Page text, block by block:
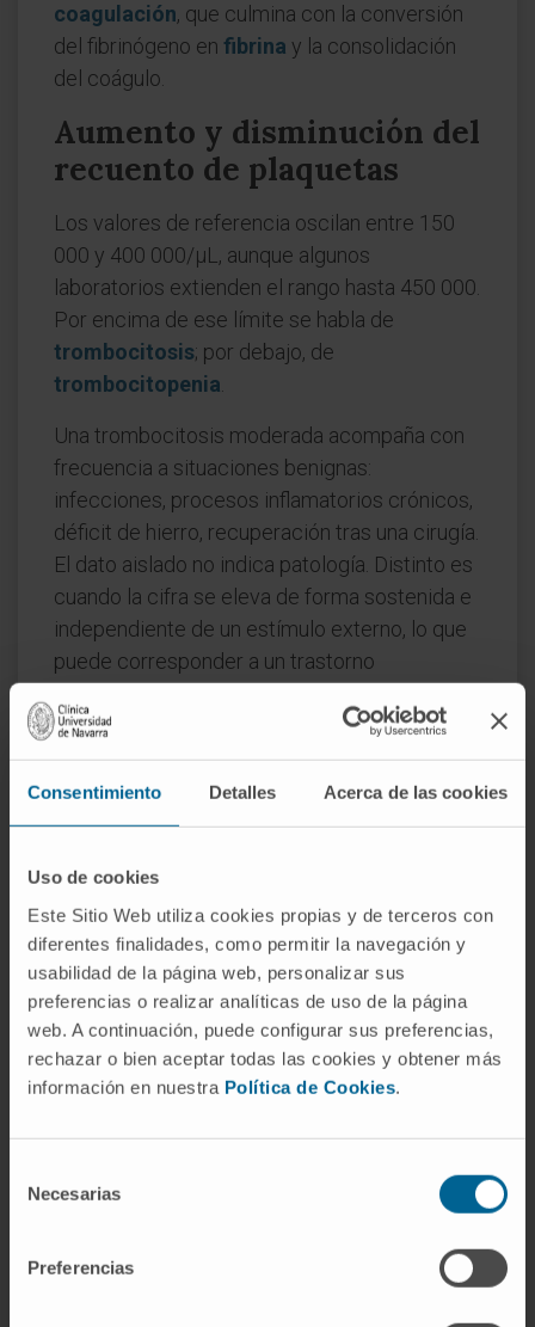
Consentimiento Detalles Acerca de las cookies
Uso de cookies
Este Sitio Web utiliza cookies propias y de terceros con
diferentes finalidades, como permitir la navegación y
usabilidad de la página web, personalizar sus
preferencias o realizar analíticas de uso de la página
web. A continuación, puede configurar sus preferencias,
rechazar o bien aceptar todas las cookies y obtener más
información en nuestra Política de Cookies.
Necesarias
Preferencias
coagulación, que culmina con la conversión
del fibrinógeno en fibrina y la consolidación
del coágulo.
Aumento y disminución del
recuento de plaquetas
Los valores de referencia oscilan entre 150
000 y 400 000/µL, aunque algunos
laboratorios extienden el rango hasta 450 000.
Por encima de ese límite se habla de
trombocitosis; por debajo, de
trombocitopenia
Una trombocitosis moderada acompaña con
frecuencia a situaciones benignas:
infecciones, procesos inflamatorios crónicos,
déficit de hierro, recuperación tras una cirugía.
El dato aislado no indica patología. Distinto es
cuando la cifra se eleva de forma sostenida e
independiente de un estímulo externo, lo que
puede corresponder a un trastorno
Con la trombocitopenia ocurre algo parecido
sangrados espontáneos. Como en toda
alteración del hemograma, la cifra cobra
sentido únicamente dentro de la historia
clínica del paciente.
Preguntas frecuentes
¿Por qué se llaman "plaquetas"?
microscopio, estos corpúsculos parecen
"trombocito" tiene otra lógica: procede del
griego θρόμβος ("coágulo") y κύτος ("célula"),